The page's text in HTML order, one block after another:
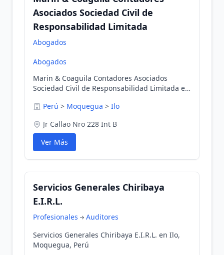
Asociados Sociedad Civil de
Responsabilidad Limitada
Abogados
Abogados
Marin & Coaguila Contadores Asociados
Sociedad Civil de Responsabilidad Limitada en
Perú > Moquegua > Ilo
Jr Callao Nro 228 Int B
Ver Más
Servicios Generales Chiribaya
E.I.R.L.
Profesionales
Auditores
Servicios Generales Chiribaya E.I.R.L. en Ilo,
Moquegua, Perú